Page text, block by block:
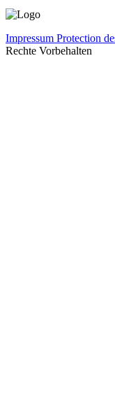
Impressum Protection
Rechte Vorbehalten